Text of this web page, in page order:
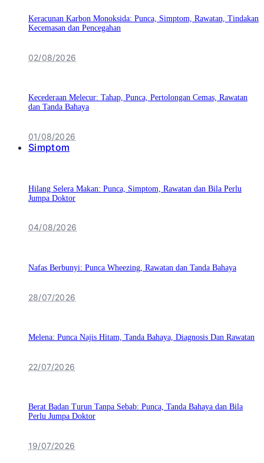
Keracunan Karbon Monoksida: Punca, Simptom, Rawatan, Tindakan
Kecemasan dan Pencegahan
02/08/2026
Kecederaan Melecur: Tahap, Punca, Pertolongan Cemas, Rawatan
dan Tanda Bahaya
01/08/2026
Simptom
Hilang Selera Makan: Punca, Simptom, Rawatan dan Bila Perlu
Jumpa Doktor
04/08/2026
Nafas Berbunyi: Punca Wheezing, Rawatan dan Tanda Bahaya
28/07/2026
Melena: Punca Najis Hitam, Tanda Bahaya, Diagnosis Dan Rawatan
22/07/2026
Berat Badan Turun Tanpa Sebab: Punca, Tanda Bahaya dan Bila
Perlu Jumpa Doktor
19/07/2026